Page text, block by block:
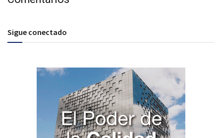
Sigue conectado